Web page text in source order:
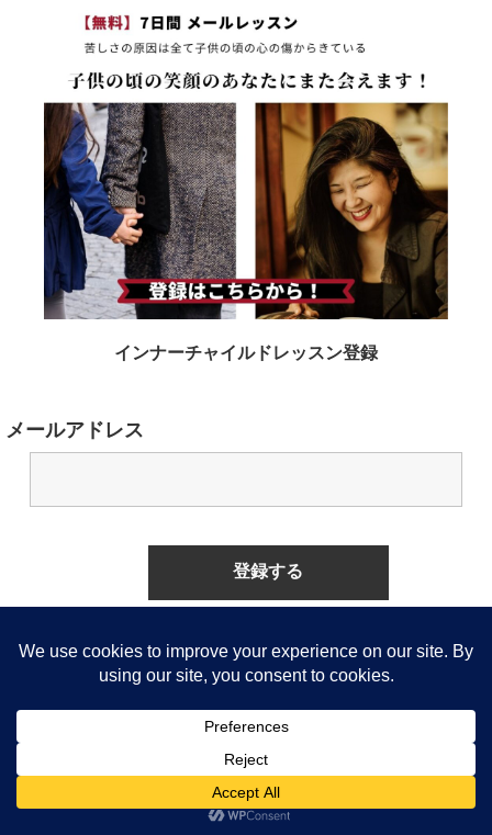
インナーチャイルドレッスン登録
メールアドレス
無料購読山本えみりのメルマガ